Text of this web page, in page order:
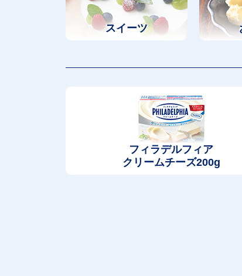
スイーツ
フィラデルフィア
クリームチーズ200g